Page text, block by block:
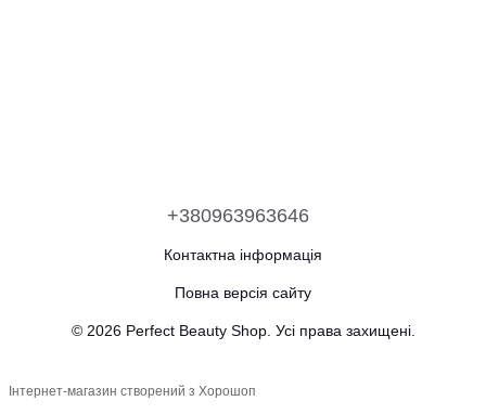
+380963963646
Контактна інформація
Повна версія сайту
© 2026 Perfect Beauty Shop. Усі права захищені.
Інтернет-магазин створений з Хорошоп